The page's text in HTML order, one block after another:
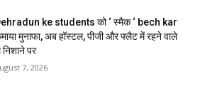
ke students को ‘ स्मैक ‘ bech kar
मुनाफा, अब हॉस्टल, पीजी और फ्लैट में रहने वाले
पर
7, 2026